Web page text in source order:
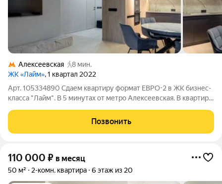
Алексеевская
8 мин.
ЖК «Лайм», 1 квартал 2022
Арт. 105334890 Сдаем квартиру формат ЕВРО-2 в ЖК бизнес-
класса "Лайм". В 5 минутах от метро Алексеевская. В квартире
премиальные отделочные материалы. Полы - инженерная
доска Esta. Стены покрашены дорогой
Позвонить
110 000 ₽ в месяц
50 м² 2-комн. квартира 6 этаж из 20